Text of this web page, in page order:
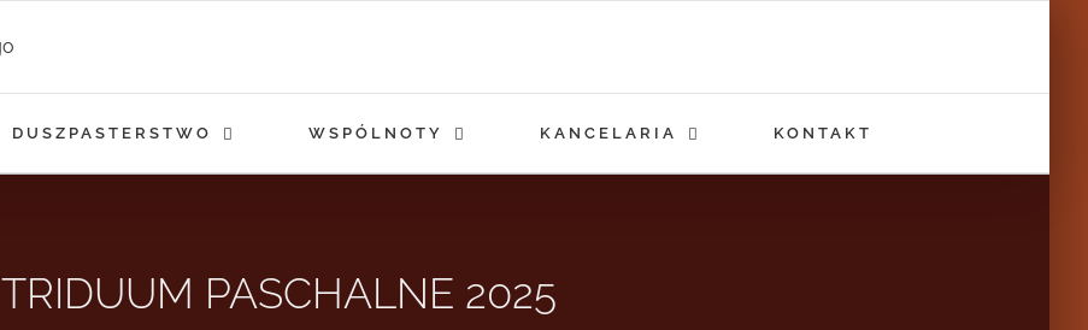
DUSZPASTERSTWO WSPÓLNOTY KANCELARIA KONTAKT
TRIDUUM PASCHALNE 2025